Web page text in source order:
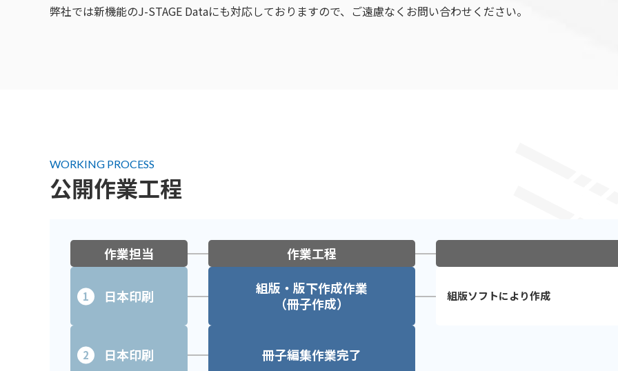
弊社では新機能のJ-STAGE Dataにも対応しておりますので、ご遠慮なくお問い合わせください。
WORKING PROCESS
公開作業工程
作業担当 作業工程
1 日本印刷
組版・版下作成作業
（冊子作成）
組版ソフトにより作成
2 日本印刷 冊子編集作業完了